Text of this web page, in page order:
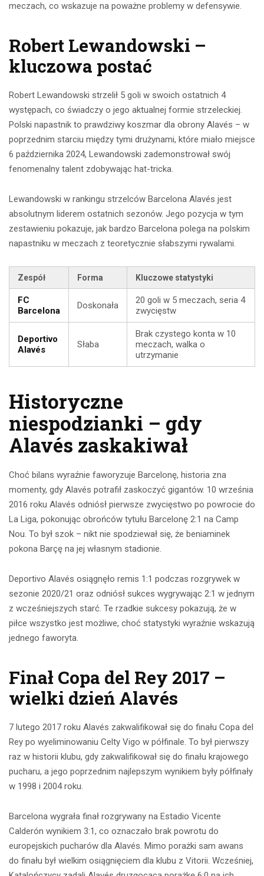
meczach, co wskazuje na poważne problemy w defensywie.
Robert Lewandowski –
kluczowa postać
Robert Lewandowski strzelił 5 goli w swoich ostatnich 4
występach, co świadczy o jego aktualnej formie strzeleckiej.
Polski napastnik to prawdziwy koszmar dla obrony Alavés – w
poprzednim starciu między tymi drużynami, które miało miejsce
6 października 2024, Lewandowski zademonstrował swój
fenomenalny talent zdobywając hat-tricka.
Lewandowski w rankingu strzelców Barcelona Alavés jest
absolutnym liderem ostatnich sezonów. Jego pozycja w tym
zestawieniu pokazuje, jak bardzo Barcelona polega na polskim
napastniku w meczach z teoretycznie słabszymi rywalami.
Zespół Forma Kluczowe statystyki
FC
Barcelona
Doskonała
20 goli w 5 meczach, seria 4
zwycięstw
Deportivo
Alavés
Słaba
Brak czystego konta w 10
meczach, walka o
utrzymanie
Historyczne
niespodzianki – gdy
Alavés zaskakiwał
Choć bilans wyraźnie faworyzuje Barcelonę, historia zna
momenty, gdy Alavés potrafił zaskoczyć gigantów. 10 września
2016 roku Alavés odniósł pierwsze zwycięstwo po powrocie do
La Liga, pokonując obrońców tytułu Barcelonę 2:1 na Camp
Nou. To był szok – nikt nie spodziewał się, że beniaminek
pokona Barçę na jej własnym stadionie.
Deportivo Alavés osiągnęło remis 1:1 podczas rozgrywek w
sezonie 2020/21 oraz odniósł sukces wygrywając 2:1 w jednym
z wcześniejszych starć. Te rzadkie sukcesy pokazują, że w
piłce wszystko jest możliwe, choć statystyki wyraźnie wskazują
jednego faworyta.
Finał Copa del Rey 2017 –
wielki dzień Alavés
7 lutego 2017 roku Alavés zakwalifikował się do finału Copa del
Rey po wyeliminowaniu Celty Vigo w półfinale. To był pierwszy
raz w historii klubu, gdy zakwalifikował się do finału krajowego
pucharu, a jego poprzednim najlepszym wynikiem były półfinały
w 1998 i 2004 roku.
Barcelona wygrała finał rozgrywany na Estadio Vicente
Calderón wynikiem 3:1, co oznaczało brak powrotu do
europejskich pucharów dla Alavés. Mimo porażki sam awans
do finału był wielkim osiągnięciem dla klubu z Vitorii. Wcześniej,